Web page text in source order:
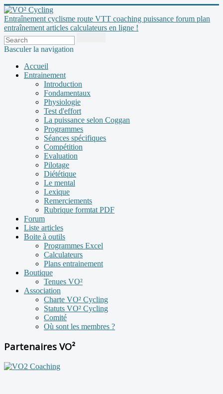
Entraînement cyclisme route VTT coaching puissance forum plan
entraînement articles calculateurs en ligne !
Basculer la navigation
Accueil
Entrainement
Introduction
Fondamentaux
Physiologie
Test d'effort
La puissance selon Coggan
Programmes
Séances spécifiques
Compétition
Evaluation
Pilotage
Diététique
Le mental
Lexique
Remerciements
Rubrique formtat PDF
Forum
Liste articles
Boite à outils
Programmes Excel
Calculateurs
Plans entrainement
Boutique
Tenues VO²
Association
Charte VO² Cycling
Statuts VO² Cycling
Comité
Où sont les membres ?
Partenaires VO²